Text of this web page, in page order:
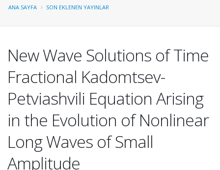
ANA SAYFA SON EKLENEN YAYINLAR
New Wave Solutions of Time
Fractional Kadomtsev-
Petviashvili Equation Arising
in the Evolution of Nonlinear
Long Waves of Small
Amplitude